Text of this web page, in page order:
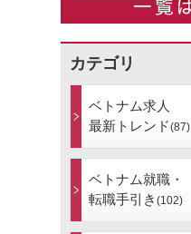
カテゴリ
ベトナム求人
最新トレンド(87)
ベトナム就職・
転職手引き (102)